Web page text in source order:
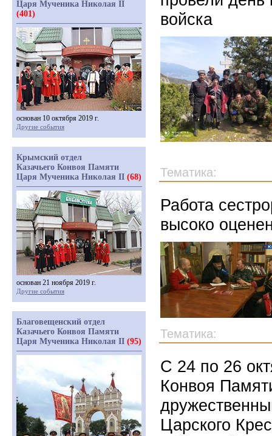
войска
Тематика:
Работа
высоко
Тематика:
С 24 по 26
Конвоя
Царского
Царя Мученика Николая II
(401)
основан 10 октября 2019 г.
Другие события
Крымский отдел
Казачьего Конвоя Памяти
Царя Мученика Николая II (68)
основан 21 ноября 2019 г.
Другие события
Благовещенский отдел
Казачьего Конвоя Памяти
Царя Мученика Николая II (95)